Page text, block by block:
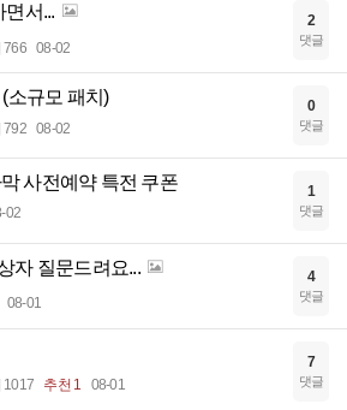
서...
766 08-02
2
댓글
소규모 패치)
792 08-02
0
댓글
사전예약 특전 쿠폰
02
1
댓글
자 질문드려요...
08-01
4
댓글
1017 추천 1 08-01
7
댓글